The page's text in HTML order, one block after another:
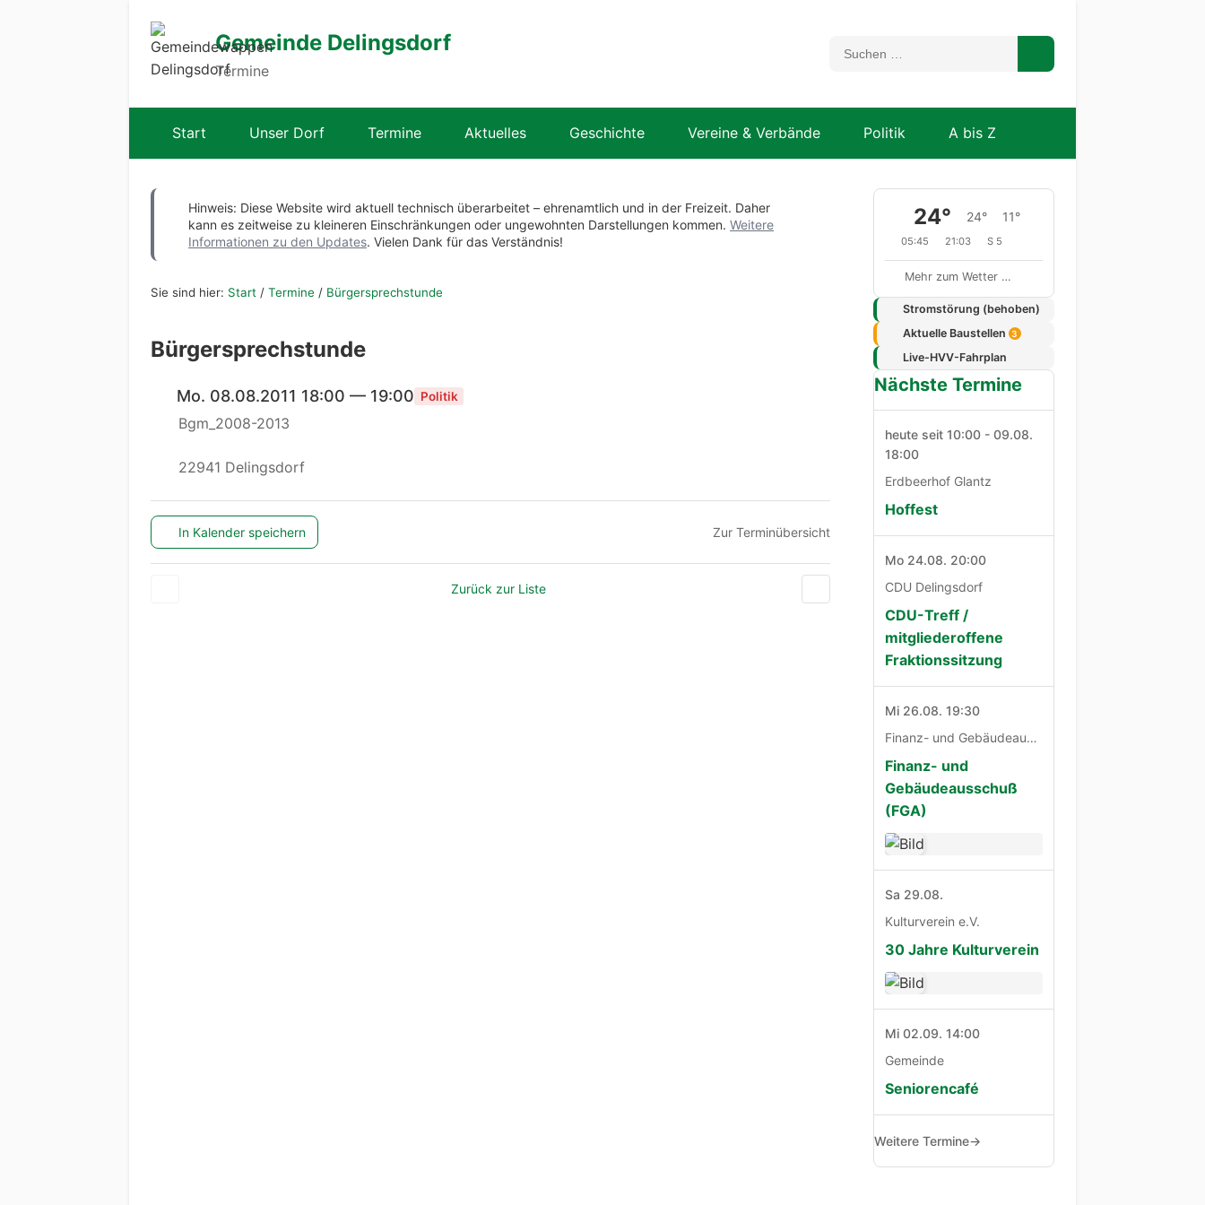
Gemeinde Delingsdorf
Termine
Start Unser Dorf Termine Aktuelles Geschichte Vereine & Verbände Politik A bis Z
Hinweis: Diese Website wird aktuell technisch überarbeitet – ehrenamtlich und in der Freizeit. Daher
kann es zeitweise zu kleineren Einschränkungen oder ungewohnten Darstellungen kommen. Weitere
Informationen zu den Updates. Vielen Dank für das Verständnis!
Sie sind hier: Start / Termine / Bürgersprechstunde
Bürgersprechstunde
Mo. 08.08.2011 18:00 — 19:00 Politik
Bgm_2008-2013
22941 Delingsdorf
In Kalender speichern Zur Terminübersicht
Zurück zur Liste
24° 24° 11°
05:45 21:03 S 5
Mehr zum Wetter …
Stromstörung (behoben)
Aktuelle Baustellen
3
Live-HVV-Fahrplan
Nächste Termine
heute seit 10:00 - 09.08.
18:00
Erdbeerhof Glantz
Hoffest
Mo 24.08. 20:00
CDU Delingsdorf
CDU-Treff /
mitgliederoffene
Fraktionssitzung
Mi 26.08. 19:30
Finanz- und Gebäudeausschuß
Finanz- und
Gebäudeausschuß
(FGA)
Sa 29.08.
Kulturverein e.V.
30 Jahre Kulturverein
Mi 02.09. 14:00
Gemeinde
Seniorencafé
Weitere Termine→